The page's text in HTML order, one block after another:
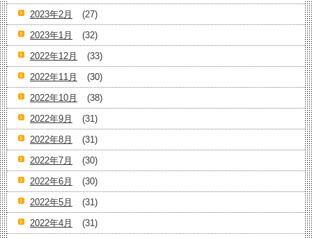
2023年2月
(27)
2023年1月
(32)
2022年12月
(33)
2022年11月
(30)
2022年10月
(38)
2022年9月
(31)
2022年8月
(31)
2022年7月
(30)
2022年6月
(30)
2022年5月
(31)
2022年4月
(31)